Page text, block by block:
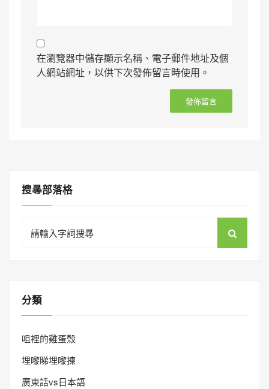
在瀏覽器中儲存顯示名稱、電子郵件地址及個
人網站網址，以供下次發佈留言時使用。
搜㝷部落格
for:
分類
咀裡的雞蛋殼
埋嚟睇埋嚟揀
廣東話vs日本語